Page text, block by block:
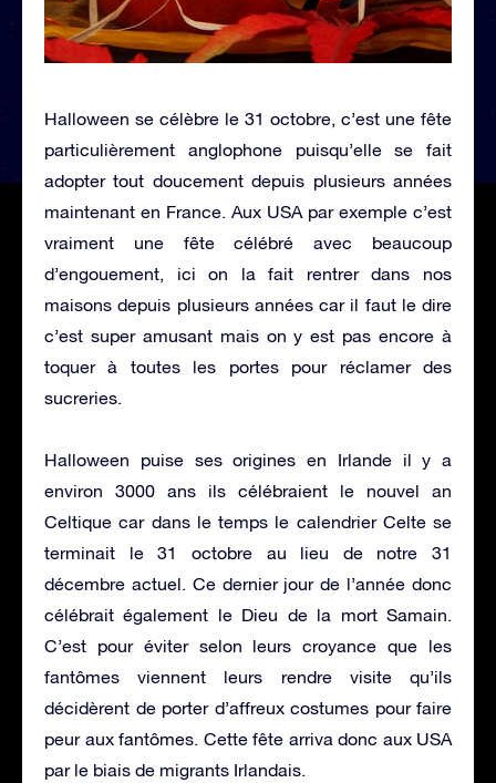
Halloween se célèbre le 31 octobre, c’est une fête
particulièrement anglophone puisqu’elle se fait
adopter tout doucement depuis plusieurs années
maintenant en France. Aux USA par exemple c’est
vraiment une fête célébré avec beaucoup
d’engouement, ici on la fait rentrer dans nos
maisons depuis plusieurs années car il faut le dire
c’est super amusant mais on y est pas encore à
toquer à toutes les portes pour réclamer des
sucreries.
Halloween puise ses origines en Irlande il y a
environ 3000 ans ils célébraient le nouvel an
Celtique car dans le temps le calendrier Celte se
terminait le 31 octobre au lieu de notre 31
décembre actuel. Ce dernier jour de l’année donc
célébrait également le Dieu de la mort Samain.
C’est pour éviter selon leurs croyance que les
fantômes viennent leurs rendre visite qu’ils
décidèrent de porter d’affreux costumes pour faire
peur aux fantômes. Cette fête arriva donc aux USA
par le biais de migrants Irlandais.